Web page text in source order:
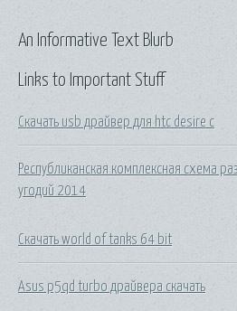
Links to Important Stuff
Скачать usb драйвер для htc desire c
Республиканская комплексная схема
угодий 2014
Скачать world of tanks 64 bit
Asus p5qd turbo драйвера скачать
An Informative Text Blurb